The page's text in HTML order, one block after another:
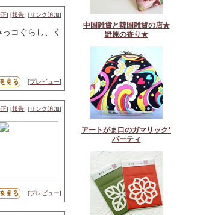
] [報告] [リンク追加]
コぐらし、く
[プレビュー]
] [報告] [リンク追加]
[プレビュー]
中国雑貨と韓国雑貨の店★
野原の香り★
アートがま口のガマリック*
パーティ